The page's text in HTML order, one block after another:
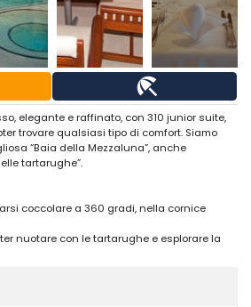
beach_access
elegante e raffinato, con 310 junior suite,
trovare qualsiasi tipo di comfort. Siamo
“Baia della Mezzaluna”, anche
tartarughe”.
coccolare a 360 gradi, nella cornice
nuotare con le tartarughe e esplorare la
trovare qualsiasi tipo di comfort. Siamo
“Baia della Mezzaluna”, anche